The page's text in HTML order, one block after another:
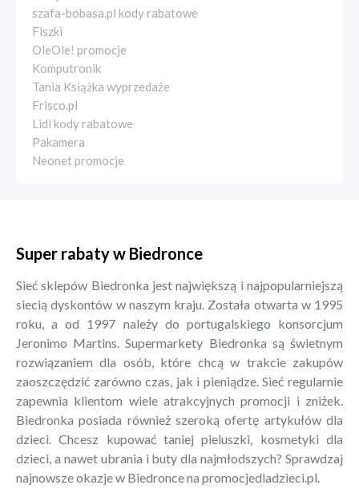
szafa-bobasa.pl kody rabatowe
Fiszki
OleOle! promocje
Komputronik
Tania Książka wyprzedaże
Frisco.pl
Lidl kody rabatowe
Pakamera
Neonet promocje
Super rabaty w Biedronce
Sieć sklepów Biedronka jest największą i najpopularniejszą
siecią dyskontów w naszym kraju. Została otwarta w 1995
roku, a od 1997 należy do portugalskiego konsorcjum
Jeronimo Martins. Supermarkety Biedronka są świetnym
rozwiązaniem dla osób, które chcą w trakcie zakupów
zaoszczędzić zarówno czas, jak i pieniądze. Sieć regularnie
zapewnia klientom wiele atrakcyjnych promocji i zniżek.
Biedronka posiada również szeroką ofertę artykułów dla
dzieci. Chcesz kupować taniej pieluszki, kosmetyki dla
dzieci, a nawet ubrania i buty dla najmłodszych? Sprawdzaj
najnowsze okazje w Biedronce na promocjedladzieci.pl.